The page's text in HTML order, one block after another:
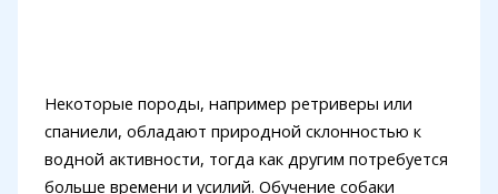
Некоторые породы, например ретриверы или
спаниели, обладают природной склонностью к
водной активности, тогда как другим потребуется
больше времени и усилий. Обучение собаки